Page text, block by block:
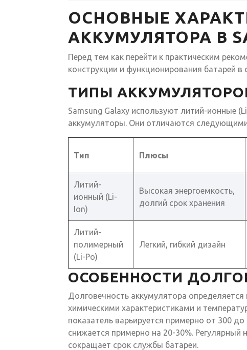
ОСНОВНЫЕ
АККУМУЛЯТОРА В
Перед тем как перейти к практическим
конструкции и функционирования батарей в
ТИПЫ
Samsung Galaxy используют литий-ионные
аккумуляторы. Они отличаются
Тип Плюсы
Литий-
ионный (Li-
Ion)
Высокая энергоемкость,
долгий срок хранения
Литий-
полимерный
(Li-Po)
Легкий, гибкий дизайн
ОСОБЕННОСТИ
Долговечность аккумулятора
химическими характеристиками и
показатель варьируется примерно от 300
снижается примерно на 20-30%. Регулярный
сокращает срок службы батареи.